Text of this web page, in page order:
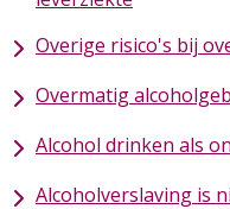
Overige risico's bij
Overmatig
Alcohol drinken als
Alcoholverslaving is